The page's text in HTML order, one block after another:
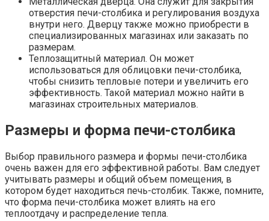
отверстия печи-столбика и регулирования воздуха
внутри него. Дверцу также можно приобрести в
специализированных магазинах или заказать по
размерам.
Теплозащитный материал. Он может
использоваться для облицовки печи-столбика,
чтобы снизить тепловые потери и увеличить его
эффективность. Такой материал можно найти в
магазинах строительных материалов.
Размеры и форма печи-столбика
Выбор правильного размера и формы печи-столбика
очень важен для его эффективной работы. Вам следует
учитывать размеры и общий объем помещения, в
котором будет находиться печь-столбик. Также, помните,
что форма печи-столбика может влиять на его
теплоотдачу и распределение тепла.